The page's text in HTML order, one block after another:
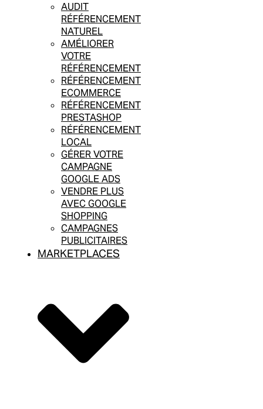
AUDIT
RÉFÉRENCEMENT
NATUREL
AMÉLIORER
VOTRE
RÉFÉRENCEMENT
RÉFÉRENCEMENT
ECOMMERCE
RÉFÉRENCEMENT
PRESTASHOP
RÉFÉRENCEMENT
LOCAL
GÉRER VOTRE
CAMPAGNE
GOOGLE ADS
VENDRE PLUS
AVEC GOOGLE
SHOPPING
CAMPAGNES
PUBLICITAIRES
MARKETPLACES